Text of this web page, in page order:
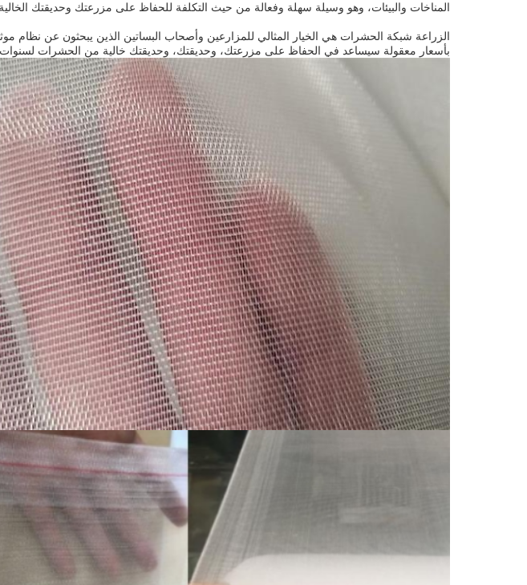
المناخات والبيئات، وهو وسيلة سهلة وفعالة من حيث التكلفة للحفاظ على مزرعتك وحديقتك
الزراعة شبكة الحشرات هي الخيار المثالي للمزارعين وأصحاب البساتين الذين يبحثون عن نظام
بأسعار معقولة سيساعد في الحفاظ على مزرعتك، وحديقتك، وحديقتك خالية من الحشرات لسنوات